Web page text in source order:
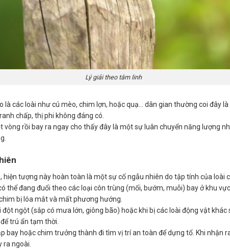
Lý giải theo tâm linh
là các loài như cú mèo, chim lợn, hoặc quạ… dân gian thường coi đây
chấp, thị phi không đáng có.
vòng rồi bay ra ngay cho thấy đây là một sự luân chuyển năng lượng
hiện tượng này hoàn toàn là một sự cố ngẫu nhiên do tập tính của loài
thể đang đuổi theo các loại côn trùng (mối, bướm, muỗi) bay ở khu
bị lóa mắt và mất phương hướng.
đột ngột (sắp có mưa lớn, giông bão) hoặc khi bị các loài động vật
trú ẩn tạm thời.
bay hoặc chim trưởng thành đi tìm vị trí an toàn để dựng tổ. Khi nhận
ra ngoài.